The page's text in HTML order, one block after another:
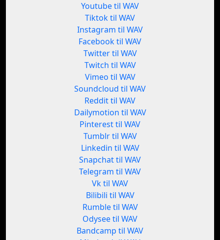
Youtube til WAV
Tiktok til WAV
Instagram til WAV
Facebook til WAV
Twitter til WAV
Twitch til WAV
Vimeo til WAV
Soundcloud til WAV
Reddit til WAV
Dailymotion til WAV
Pinterest til WAV
Tumblr til WAV
Linkedin til WAV
Snapchat til WAV
Telegram til WAV
Vk til WAV
Bilibili til WAV
Rumble til WAV
Odysee til WAV
Bandcamp til WAV